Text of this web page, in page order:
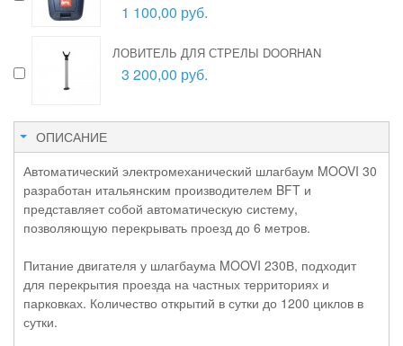
1 100,00 руб.
ЛОВИТЕЛЬ ДЛЯ СТРЕЛЫ DOORHAN
3 200,00 руб.
ОПИСАНИЕ
Автоматический электромеханический шлагбаум MOOVI 30
разработан итальянским производителем BFT и
представляет собой автоматическую систему,
позволяющую перекрывать проезд до 6 метров.
Питание двигателя у шлагбаума MOOVI 230В, подходит
для перекрытия проезда на частных территориях и
парковках. Количество открытий в сутки до 1200 циклов в
сутки.